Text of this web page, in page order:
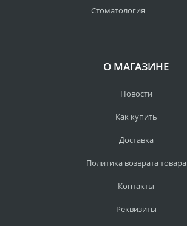
Стоматология
О МАГАЗИНЕ
Новости
Как купить
Доставка
Политика возврата товара
Контакты
Реквизиты